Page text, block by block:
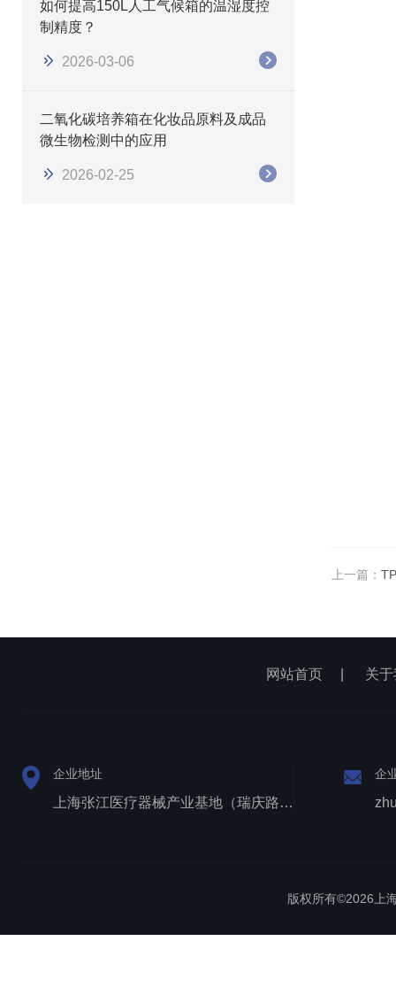
如何提高150L人工气候箱的温湿度控
制精度？
2026-03-06
二氧化碳培养箱在化妆品原料及成品
微生物检测中的应用
2026-02-25
上一篇：
网站首页 关
企业地址
上海张江医疗器械产业基地（瑞庆路528号）
企
版权所有©2026